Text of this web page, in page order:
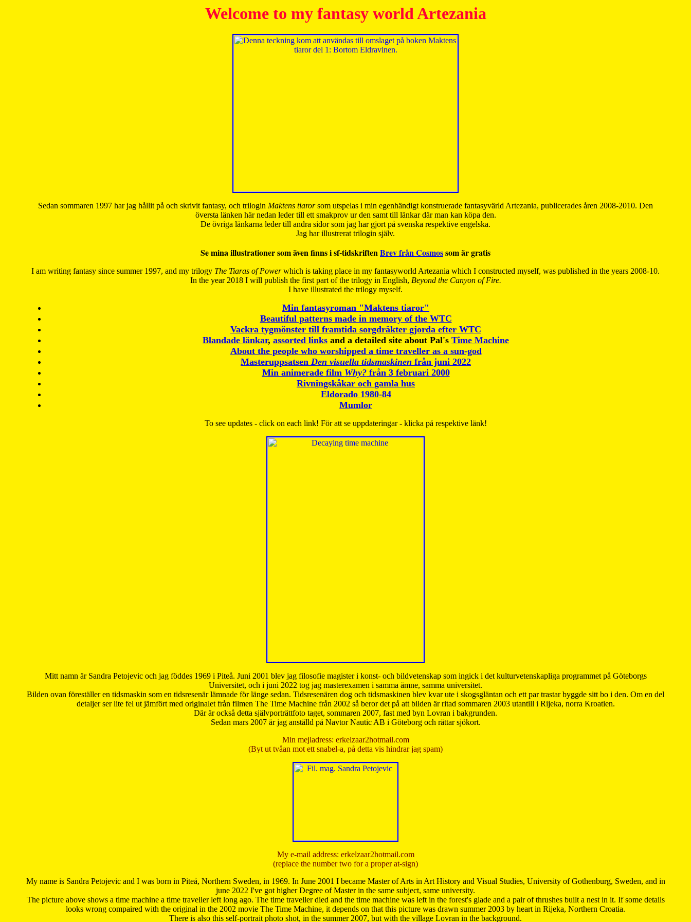
Welcome to my fantasy world Artezania
Sedan sommaren 1997 har jag hållit på och skrivit fantasy, och trilogin Maktens tiarorsom utspelas i min egenhändigt konstruerade fantasyvärld Artezania, publicerades åren 2008-2010. Den
översta länken här nedan leder till ett smakprov ur den samt till länkar där man kan köpa den.
De övriga länkarna leder till andra sidor som jag har gjort på svenska respektive engelska.
Jag har illustrerat trilogin själv.
Se mina illustrationer som även finns i sf-tidskriftenBrev från Cosmossom är gratis
I am writing fantasy since summer 1997, and my trilogy The Tiaras of Powerwhich is taking place in my fantasyworld Artezania which I constructed myself, was published in the years 2008-10.
In the year 2018 I will publish the first part of the trilogy in English, Beyond the Canyon of Fire.
I have illustrated the trilogy myself.
Min fantasyroman "Maktens tiaror"
Beautiful patterns made in memory of the WTC
Vackra tygmönster till framtida sorgdräkter gjorda efter WTC
Blandade länkar, assorted links and a detailed site about Pal's Time Machine
About the people who worshipped a time traveller as a sun-god
Masteruppsatsen Den visuella tidsmaskinen från juni 2022
Min animerade film Why?från 3 februari 2000
Rivningskåkar och gamla hus
Eldorado 1980-84
Mumlor
To see updates - click on each link! För att se uppdateringar - klicka på respektive länk!
Mitt namn är Sandra Petojevic och jag föddes 1969 i Piteå. Juni 2001 blev jag filosofie magister i konst- och bildvetenskap som ingick i det kulturvetenskapliga programmet på Göteborgs
Universitet, och i juni 2022 tog jag masterexamen i samma ämne, samma universitet.
Bilden ovan föreställer en tidsmaskin som en tidsresenär lämnade för länge sedan. Tidsresenären dog och tidsmaskinen blev kvar ute i skogsgläntan och ett par trastar byggde sitt bo i den. Om en del
detaljer ser lite fel ut jämfört med originalet från filmen The Time Machine från 2002 så beror det på att bilden är ritad sommaren 2003 utantill i Rijeka, norra Kroatien.
Där är också detta självporträttfoto taget, sommaren 2007, fast med byn Lovran i bakgrunden.
Sedan mars 2007 är jag anställd på Navtor Nautic AB i Göteborg och rättar sjökort.
Min mejladress: erkelzaar2hotmail.com
(Byt ut tvåan mot ett snabel-a, på detta vis hindrar jag spam)
My e-mail address: erkelzaar2hotmail.com
(replace the number two for a proper at-sign)
My name is Sandra Petojevic and I was born in Piteå, Northern Sweden, in 1969. In June 2001 I became Master of Arts in Art History and Visual Studies, University of Gothenburg, Sweden, and in
june 2022 I've got higher Degree of Master in the same subject, same university.
The picture above shows a time machine a time traveller left long ago. The time traveller died and the time machine was left in the forest's glade and a pair of thrushes built a nest in it. If some details
looks wrong compaired with the original in the 2002 movie The Time Machine, it depends on that this picture was drawn summer 2003 by heart in Rijeka, Northern Croatia.
There is also this self-portrait photo shot, in the summer 2007, but with the village Lovran in the background.